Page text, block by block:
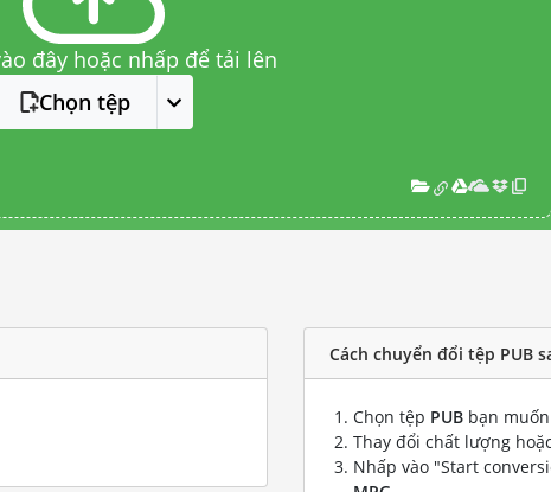
đây hoặc nhấp để tải lên
Chọn tệp
Cách chuyển đổi tệp PUB
Chọn tệp PUB bạn
Thay đổi chất lượng
Nhấp vào "Start